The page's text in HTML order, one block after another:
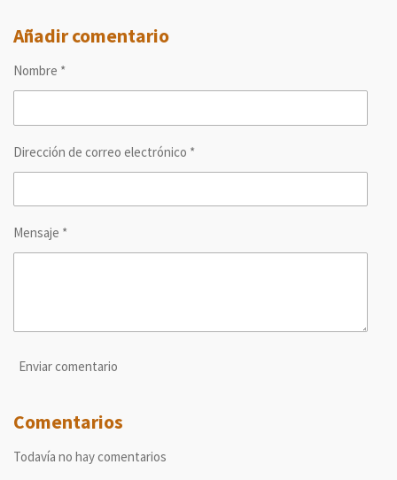
p
a
t
p
a
p
a
p
a
Añadir comentario
Nombre *
Dirección de correo electrónico *
Mensaje *
Enviar comentario
Comentarios
Todavía no hay comentarios